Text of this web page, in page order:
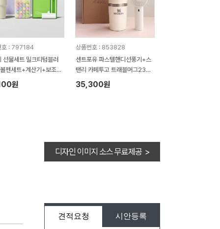
호 : 797184
선물세트 밀크티텀블러
펜세트+계산기+보조배
원
상품번호 : 853828
센트포유 파스텔핸디선풍기+스
탠리 카페투고 트래블머그236
세트
35,300원
디자인 이미지 소스 무료제공 >
견적요청 시안등록